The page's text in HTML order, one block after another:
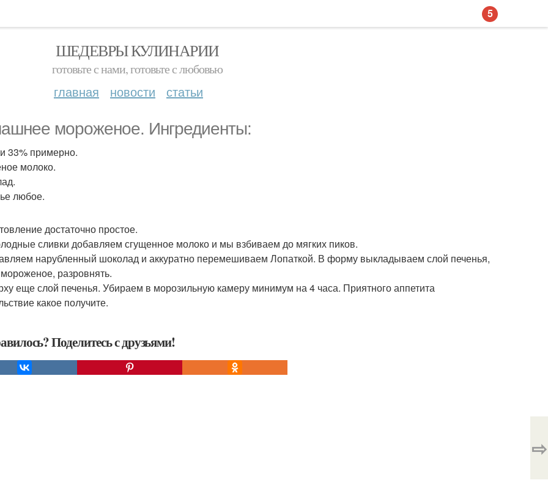
ШЕДЕВРЫ КУЛИНАРИИ
готовьте с нами, готовьте с любовью
главная новости статьи
мороженое. Ингредиенты:
33% примерно.
молоко.
любое.
достаточно простое.
сливки добавляем сгущенное молоко и мы взбиваем до мягких пиков.
нарубленный шоколад и аккуратно перемешиваем Лопаткой. В форму выкладываем слой печенья,
разровнять.
еще слой печенья. Убираем в морозильную камеру минимум на 4 часа. Приятного аппетита
какое получите.
Поделитесь с друзьями!
⇨
5